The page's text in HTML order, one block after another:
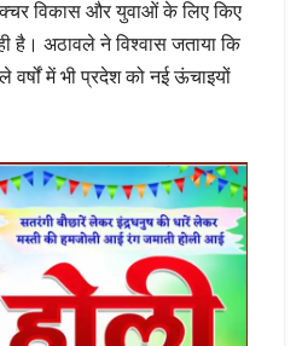
विकास और युवाओं के लिए किए
है। अठावले ने विश्वास जताया कि
में भी प्रदेश को नई ऊंचाइयों